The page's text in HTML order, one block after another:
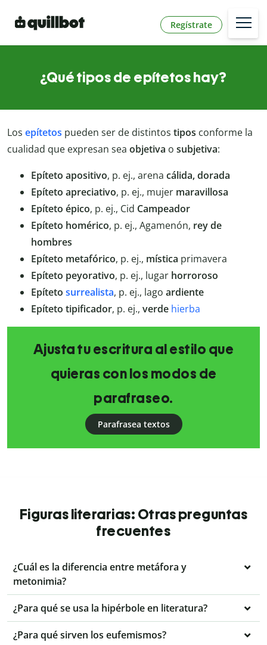
Regístrate
¿Qué tipos de epítetos hay?
Los epítetos pueden ser de distintos tipos conforme la
cualidad que expresan sea objetiva o subjetiva:
Epíteto apositivo, p. ej., arena cálida, dorada
Epíteto apreciativo, p. ej., mujer maravillosa
Epíteto épico, p. ej., Cid Campeador
Epíteto homérico, p. ej., Agamenón, rey de
hombres
Epíteto metafórico, p. ej., mística primavera
Epíteto peyorativo, p. ej., lugar horroroso
Epíteto surrealista, p. ej., lago ardiente
Epíteto tipificador, p. ej., verde hierba
Ajusta tu escritura al estilo que
quieras con los modos de
parafraseo.
Parafrasea textos
Figuras literarias: Otras preguntas
frecuentes
¿Cuál es la diferencia entre metáfora y
metonimia?
¿Para qué se usa la hipérbole en literatura?
¿Para qué sirven los eufemismos?